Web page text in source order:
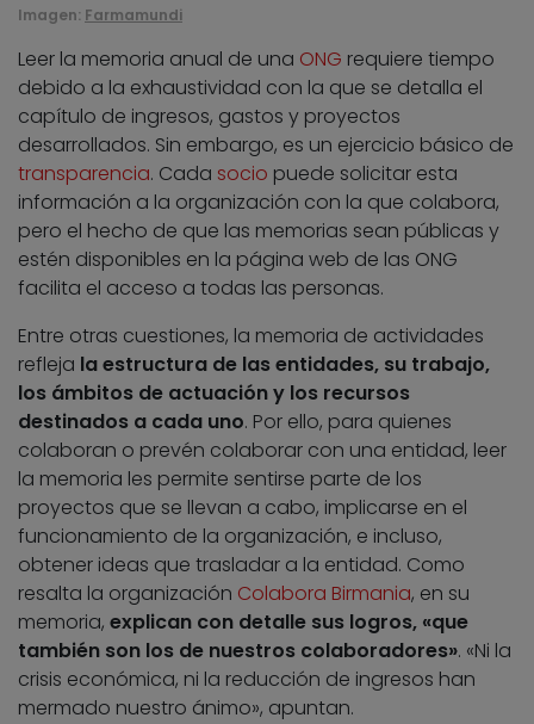
Imagen: Farmamundi
Leer la memoria anual de una ONG requiere tiempo
debido a la exhaustividad con la que se detalla el
capítulo de ingresos, gastos y proyectos
desarrollados. Sin embargo, es un ejercicio básico de
transparencia. Cada socio puede solicitar esta
información a la organización con la que colabora,
pero el hecho de que las memorias sean públicas y
estén disponibles en la página web de las ONG
facilita el acceso a todas las personas.
Entre otras cuestiones, la memoria de actividades
refleja la estructura de las entidades, su trabajo,
los ámbitos de actuación y los recursos
destinados a cada uno. Por ello, para quienes
colaboran o prevén colaborar con una entidad, leer
la memoria les permite sentirse parte de los
proyectos que se llevan a cabo, implicarse en el
funcionamiento de la organización, e incluso,
obtener ideas que trasladar a la entidad. Como
resalta la organización Colabora Birmania, en su
memoria, explican con detalle sus logros, «que
también son los de nuestros colaboradores». «Ni la
crisis económica, ni la reducción de ingresos han
mermado nuestro ánimo», apuntan.